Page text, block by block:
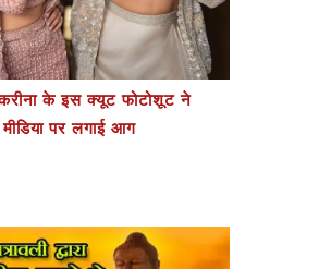
के इस क्यूट फोटोशूट ने
पर लगाई आग